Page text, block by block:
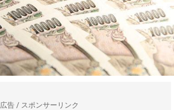
広告 / スポンサーリンク